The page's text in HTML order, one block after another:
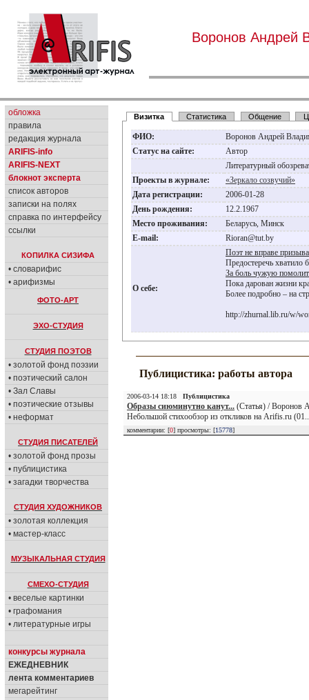
Воронов Андрей
обложка
правила
редакция журнала
ARIFIS-info
ARIFIS-NEXT
блокнот эксперта
список авторов
записки на полях
справка по интерфейсу
ссылки
КОПИЛКА СИЗИФА
• словарифис
• арифизмы
ФОТО-АРТ
ЭХО-СТУДИЯ
СТУДИЯ ПОЭТОВ
• золотой фонд поэзии
• поэтический салон
• Зал Славы
• поэтические отзывы
• неформат
СТУДИЯ ПИСАТЕЛЕЙ
• золотой фонд прозы
• публицистика
• загадки творчества
СТУДИЯ ХУДОЖНИКОВ
• золотая коллекция
• мастер-класс
МУЗЫКАЛЬНАЯ СТУДИЯ
СМЕХО-СТУДИЯ
• веселые картинки
• графомания
• литературные игры
конкурсы журнала
ЕЖЕДНЕВНИК
лента комментариев
мегарейтинг
Визитка Статистика Общение
ФИО:
Воронов Андрей
Статус на сайте:
Автор
Литературный
Проекты в журнале:
«Зеркало созвучий»
Дата регистрации:
2006-01-28
День рождения:
12.2.1967
Место проживания:
Беларусь, Минск
E-mail:
Rioran@tut.by
О себе:
Поэт не вправе
Предостеречь хватило
За боль чужую
Пока дарован жизни
Более подробно – на
http://zhurnal.lib.ru/w/
Публицистика: работы автора
2006-03-14 18:18 Публицистика
Образы сиюминутно канут... (Статья) / Воронов
Небольшой стихообзор из откликов на Arifis.ru
комментарии: [0] просмотры: [15778]